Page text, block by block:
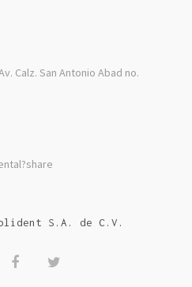
Calz. San Antonio Abad no.
S.A. de C.V.
Facebook